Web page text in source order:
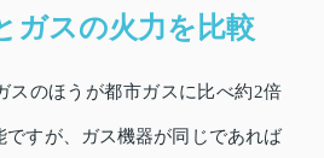
ガスの火力を比較
スのほうが都市ガスに比べ約2倍
ですが、ガス機器が同じであれば